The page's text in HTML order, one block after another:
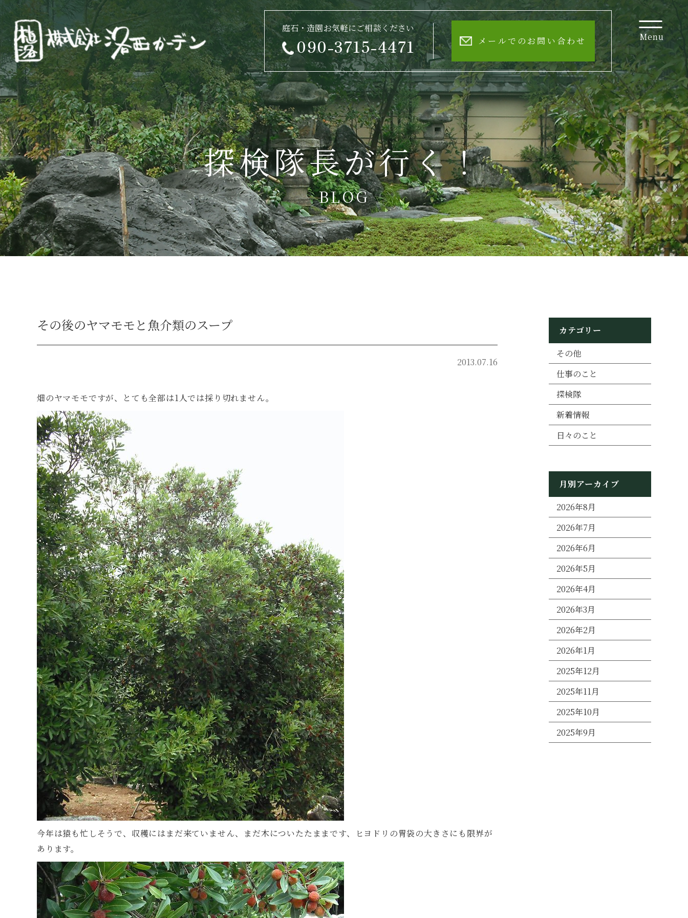
庭石・造園お気軽にご相談ください
090-3715-4471 メールでのお問い合わせ Menu
探検隊長が行く！
BLOG
その後のヤマモモと魚介類のスープ
2013.07.16
畑のヤマモモですが、とても全部は1人では採り切れません。
今年は猿も忙しそうで、収穫にはまだ来ていません、まだ木についたたままです、ヒヨドリの胃袋の大きさにも限界が
あります。
カテゴリー
その他
仕事のこと
探検隊
新着情報
日々のこと
月別アーカイブ
2026年8月
2026年7月
2026年6月
2026年5月
2026年4月
2026年3月
2026年2月
2026年1月
2025年12月
2025年11月
2025年10月
2025年9月